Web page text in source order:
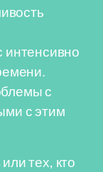
интенсивно
с
с этим
тех, кто